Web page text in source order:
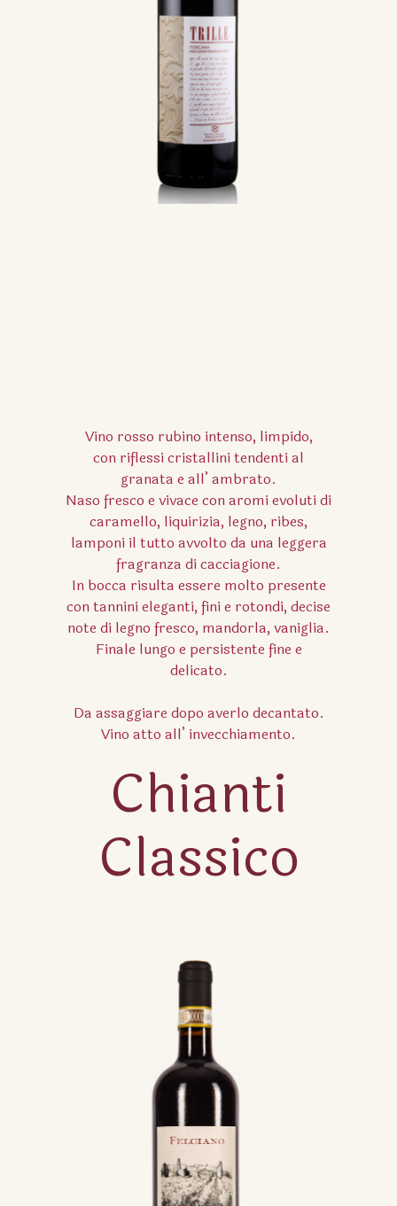
Vino rosso rubino intenso, limpido,
con riflessi cristallini tendenti al
granata e all’ ambrato.
Naso fresco e vivace con aromi evoluti di
caramello, liquirizia, legno, ribes,
lamponi il tutto avvolto da una leggera
fragranza di cacciagione.
In bocca risulta essere molto presente
con tannini eleganti, fini e rotondi, decise
note di legno fresco, mandorla, vaniglia.
Finale lungo e persistente fine e
delicato.
Da assaggiare dopo averlo decantato.
Vino atto all’ invecchiamento.
Chianti
Classico